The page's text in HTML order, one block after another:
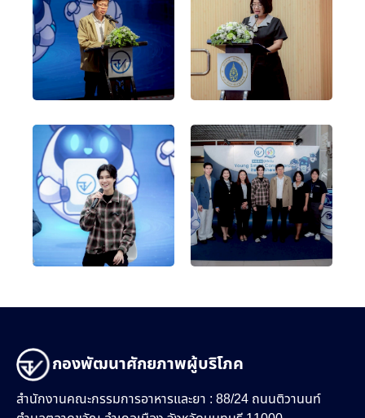
กองพัฒนาศักยภาพผู้บริโภค
สำนักงานคณะกรรมการอาหารและยา : 88/24 ถนนติวานนท์